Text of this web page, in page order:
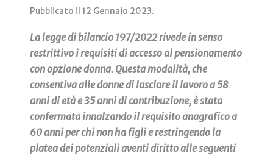
Pubblicato il 12 Gennaio 2023.
La legge di bilancio 197/2022 rivede in senso
restrittivo i requisiti di accesso al pensionamento
con opzione donna. Questa modalità, che
consentiva alle donne di lasciare il lavoro a 58
anni di età e 35 anni di contribuzione, è stata
confermata innalzando il requisito anagrafico a
60 anni per chi non ha figli e restringendo la
platea dei potenziali aventi diritto alle seguenti